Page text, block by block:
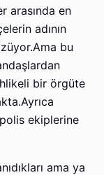
arasında en
adının
bu
bir örgüte
ekiplerine
ama ya